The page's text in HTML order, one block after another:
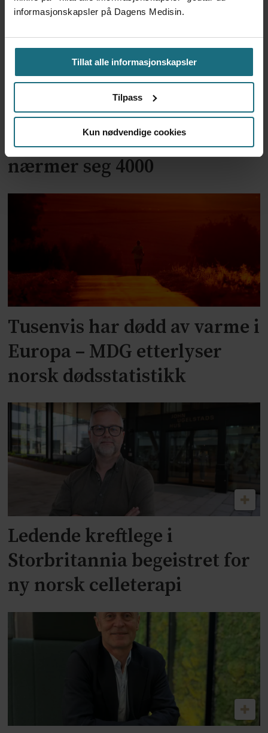
informasjonskapsler på Dagens Medisin.
Tillat alle informasjonskapsler
Tilpass
Kun nødvendige cookies
Ebola-smittetall i Kongo
nærmer seg 4000
Tusenvis har dødd av varme i
Europa – MDG etterlyser
norsk dødsstatistikk
Ledende kreftlege i
Storbritannia begeistret for
ny norsk celleterapi